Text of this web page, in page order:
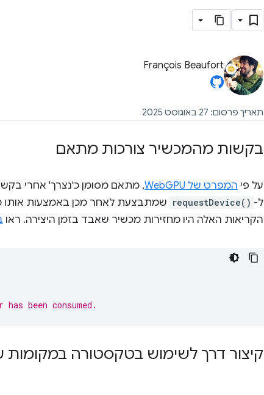
François Beaufort
תאריך פרסום: 27 באוגוסט 2025
בקשות מהמכשיר צורכות מתאם
על פי המפרט של WebGPU
, מתאם מסומן כ'נצרך' אחרי
ל- requestDevice()
הקריאות האלה היו מחזירות מכשיר שאבד בזמן היצירה. ראו
been consumed.
קיצור דרך לשימוש בטקסטורה